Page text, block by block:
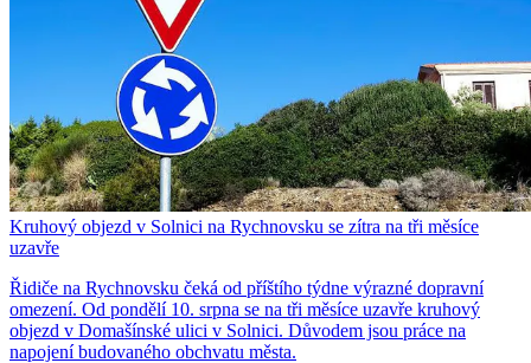
Kruhový objezd v Solnici na Rychnovsku se zítra na tři měsíce
uzavře
Řidiče na Rychnovsku čeká od příštího týdne výrazné dopravní
omezení. Od pondělí 10. srpna se na tři měsíce uzavře kruhový
objezd v Domašínské ulici v Solnici. Důvodem jsou práce na
napojení budovaného obchvatu města.